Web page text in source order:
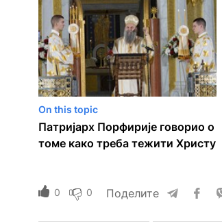
On this topic
Патријарх Порфирије говорио о
томе како треба тежити Христу
0 0 Поделите